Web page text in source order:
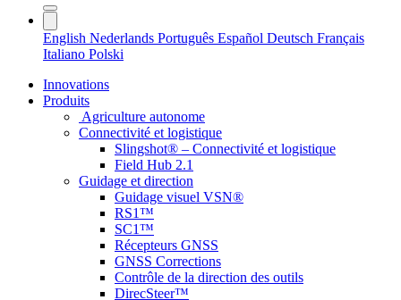
English Nederlands Português Español Deutsch Français
Italiano Polski
Innovations
Produits
Agriculture autonome
Connectivité et logistique
Slingshot® – Connectivité et logistique
Field Hub 2.1
Guidage et direction
Guidage visuel VSN®
RS1™
SC1™
Récepteurs GNSS
GNSS Corrections
Contrôle de la direction des outils
DirecSteer™